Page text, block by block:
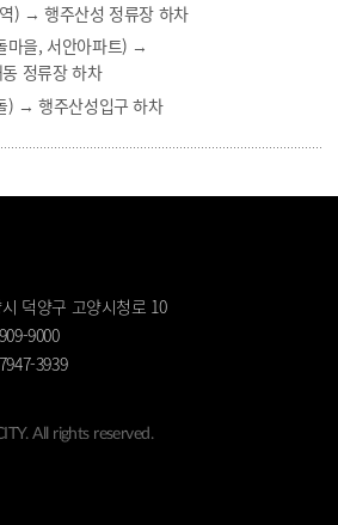
역) →행주산성 정류장 하차
마을, 서안아파트) →
정류장하차
) →행주산성입구 하차
덕양구 고양시청로 10
9000
3939
All rights reserved.